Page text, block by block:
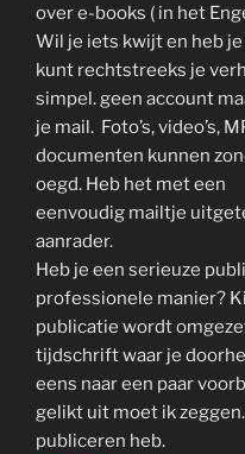
over e-books ( in het
Wil je iets kwijt en heb
kunt rechtstreeks je
simpel. geen account
je mail. Foto’s, video’s,
documenten kunnen
oegd. Heb het met een
eenvoudig mailtje
aanrader.
Heb je een serieuze
professionele manier?
publicatie wordt
tijdschrift waar je
eens naar een paar
gelikt uit moet ik
publiceren heb.